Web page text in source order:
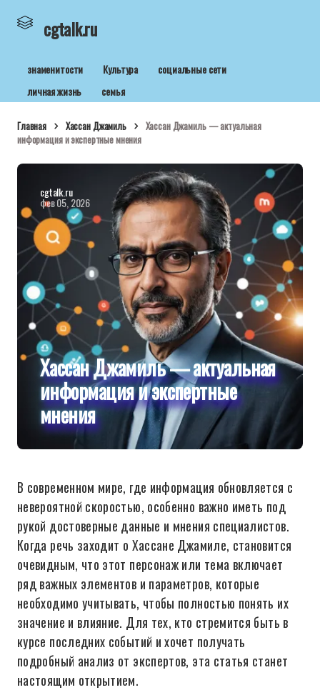
cgtalk.ru
знаменитости Культура
социальные сети
личная жизнь
семья
Главная Хассан Джамиль
Хассан Джамиль — актуальная
информация и экспертные мнения
cgtalk.ru
фев 05, 2026
Хассан Джамиль — актуальная
информация и экспертные
мнения
В современном мире, где информация обновляется с
невероятной скоростью, особенно важно иметь под
рукой достоверные данные и мнения специалистов.
Когда речь заходит о Хассане Джамиле, становится
очевидным, что этот персонаж или тема включает
ряд важных элементов и параметров, которые
необходимо учитывать, чтобы полностью понять их
значение и влияние. Для тех, кто стремится быть в
курсе последних событий и хочет получать
подробный анализ от экспертов, эта статья станет
настоящим открытием.